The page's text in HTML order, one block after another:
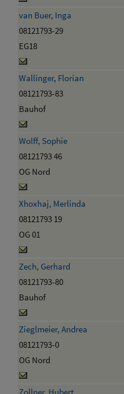
van Buer, Inga
08121793-29
EG18
Wallinger, Florian
08121793-83
Bauhof
Wolff, Sophie
08121793 46
OG Nord
Xhoxhaj, Merlinda
08121793 19
OG 01
Zech, Gerhard
08121793-80
Bauhof
Zieglmeier, Andrea
08121793-0
OG Nord